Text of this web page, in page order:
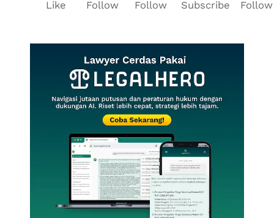
Like Follow Follow Subscribe Follow